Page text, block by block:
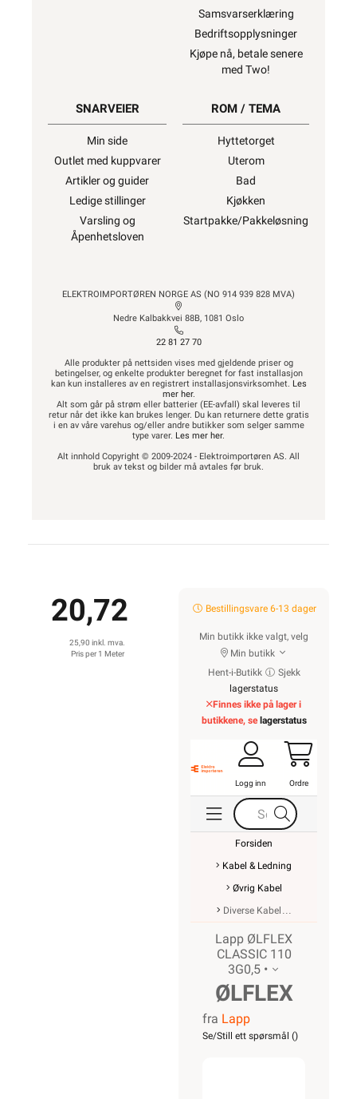
Samsvarserklæring
Bedriftsopplysninger
Kjøpe nå, betale senere
med Two!
SNARVEIER
Min side
Outlet med kuppvarer
Artikler og guider
Ledige stillinger
Varsling og
Åpenhetsloven
ROM / TEMA
Hyttetorget
Uterom
Bad
Kjøkken
Startpakke/Pakkeløsning
ELEKTROIMPORTØREN NORGE AS (NO 914 939 828 MVA)
Nedre Kalbakkvei 88B, 1081 Oslo
22 81 27 70
Alle produkter på nettsiden vises med gjeldende priser og
betingelser, og enkelte produkter beregnet for fast installasjon
kan kun installeres av en registrert installasjonsvirksomhet. Les
mer her.
Alt som går på strøm eller batterier (EE-avfall) skal leveres til
retur når det ikke kan brukes lenger. Du kan returnere dette gratis
i en av våre varehus og/eller andre butikker som selger samme
type varer. Les mer her.
Alt innhold Copyright © 2009-2024 - Elektroimportøren AS. All
bruk av tekst og bilder må avtales før bruk.
20,72
25,90 inkl. mva.
Pris per 1 Meter
Bestillingsvare 6-13 dager
Min butikk ikke valgt, velg
Min butikk
Hent-i-Butikk
Sjekk
lagerstatus
Finnes ikke på lager i
butikkene, se lagerstatus
Logg inn Ordre
Forsiden
Kabel & Ledning
Øvrig Kabel
Diverse Kabel
Lapp ØLFLEX
CLASSIC 110
3G0,5 •
ØLFLEX
CLASSIC
fra Lapp
Se/Still ett spørsmål ()